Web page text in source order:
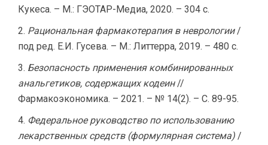
Кукеса. – М.: ГЭОТАР-Медиа, 2020. – 304 с.
Рациональная фармакотерапия в неврологии/
под ред. Е.И. Гусева. – М.: Литтерра, 2019. – 480 с.
Безопасность применения комбинированных
анальгетиков, содержащих кодеин//
Фармакоэкономика. – 2021. – № 14(2). – С. 89-95.
Федеральное руководство по использованию
лекарственных средств (формулярная система) /